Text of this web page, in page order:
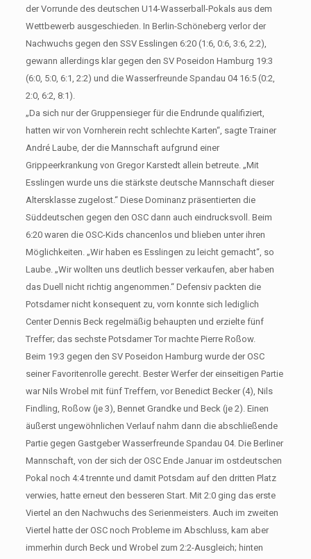
der Vorrunde des deutschen U14-Wasserball-Pokals aus dem
Wettbewerb ausgeschieden. In Berlin-Schöneberg verlor der
Nachwuchs gegen den SSV Esslingen 6:20 (1:6, 0:6, 3:6, 2:2),
gewann allerdings klar gegen den SV Poseidon Hamburg 19:3
(6:0, 5:0, 6:1, 2:2) und die Wasserfreunde Spandau 04 16:5 (0:2,
2:0, 6:2, 8:1).
„Da sich nur der Gruppensieger für die Endrunde qualifiziert,
hatten wir von Vornherein recht schlechte Karten“, sagte Trainer
André Laube, der die Mannschaft aufgrund einer
Grippeerkrankung von Gregor Karstedt allein betreute. „Mit
Esslingen wurde uns die stärkste deutsche Mannschaft dieser
Altersklasse zugelost.“ Diese Dominanz präsentierten die
Süddeutschen gegen den OSC dann auch eindrucksvoll. Beim
6:20 waren die OSC-Kids chancenlos und blieben unter ihren
Möglichkeiten. „Wir haben es Esslingen zu leicht gemacht“, so
Laube. „Wir wollten uns deutlich besser verkaufen, aber haben
das Duell nicht richtig angenommen.“ Defensiv packten die
Potsdamer nicht konsequent zu, vorn konnte sich lediglich
Center Dennis Beck regelmäßig behaupten und erzielte fünf
Treffer; das sechste Potsdamer Tor machte Pierre Roßow.
Beim 19:3 gegen den SV Poseidon Hamburg wurde der OSC
seiner Favoritenrolle gerecht. Bester Werfer der einseitigen Partie
war Nils Wrobel mit fünf Treffern, vor Benedict Becker (4), Nils
Findling, Roßow (je 3), Bennet Grandke und Beck (je 2). Einen
äußerst ungewöhnlichen Verlauf nahm dann die abschließende
Partie gegen Gastgeber Wasserfreunde Spandau 04. Die Berliner
Mannschaft, von der sich der OSC Ende Januar im ostdeutschen
Pokal noch 4:4 trennte und damit Potsdam auf den dritten Platz
verwies, hatte erneut den besseren Start. Mit 2:0 ging das erste
Viertel an den Nachwuchs des Serienmeisters. Auch im zweiten
Viertel hatte der OSC noch Probleme im Abschluss, kam aber
immerhin durch Beck und Wrobel zum 2:2-Ausgleich; hinten